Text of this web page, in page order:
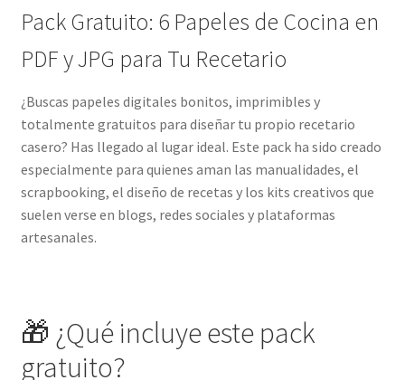
Pack Gratuito: 6 Papeles de Cocina en
PDF y JPG para Tu Recetario
¿Buscas papeles digitales bonitos, imprimibles y
totalmente gratuitos para diseñar tu propio recetario
casero? Has llegado al lugar ideal. Este pack ha sido creado
especialmente para quienes aman las manualidades, el
scrapbooking, el diseño de recetas y los kits creativos que
suelen verse en blogs, redes sociales y plataformas
artesanales.
🎁 ¿Qué incluye este pack
gratuito?